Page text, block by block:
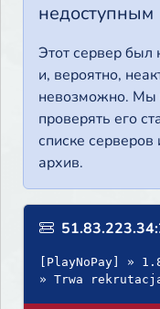
недоступным
Этот сервер был
и, вероятно,
невозможно. Мы
проверять его
списке серверов
архив.
[PlayNoPay] »
» Trwa